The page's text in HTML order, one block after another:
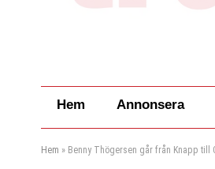
Hem Annonsera
Hem » Benny Thögersen går från Knapp till